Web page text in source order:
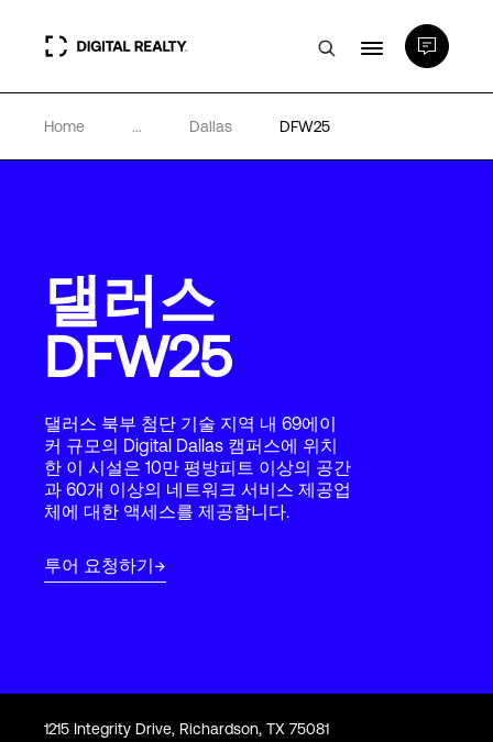
데이터 센터
파트너
전문성 및 리소스
소개
Language
로그인
Home ... Dallas DFW25
댈러스
DFW25
댈러스 북부 첨단 기술 지역 내 69에이
커 규모의 Digital Dallas 캠퍼스에 위치
한 이 시설은 10만 평방피트 이상의 공간
과 60개 이상의 네트워크 서비스 제공업
체에 대한 액세스를 제공합니다.
투어 요청하기
1215 Integrity Drive, Richardson, TX 75081